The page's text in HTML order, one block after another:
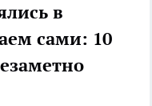
в
сами: 10